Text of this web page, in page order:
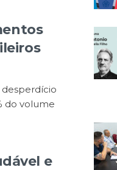
do volume
e